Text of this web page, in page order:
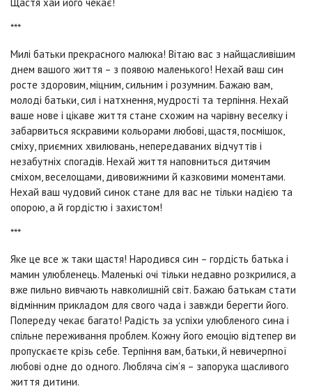
***
Милі батьки прекрасного малюка! Вітаю вас з найщасливішим
днем ​​вашого життя – з появою маленького! Нехай ваш син
росте здоровим, міцним, сильним і розумним. Бажаю вам,
молоді батьки, сил і натхнення, мудрості та терпіння. Нехай
ваше нове і цікаве життя стане схожим на чарівну веселку і
забарвиться яскравими кольорами любові, щастя, посмішок,
сміху, приємних хвилювань, непередаваних відчуттів і
незабутніх спогадів. Нехай життя наповниться дитячим
сміхом, веселощами, дивовижними й казковими моментами.
Нехай ваш чудовий синок стане для вас не тільки надією та
опорою, а й гордістю і захистом!
***
Яке це все ж таки щастя! Народився син – гордість батька і
мамин улюбленець. Маленькі очі тільки недавно розкрилися, а
вже пильно вивчають навколишній світ. Бажаю батькам стати
відмінним прикладом для свого чада і завжди берегти його.
Попереду чекає багато! Радість за успіхи улюбленого сина і
спільне переживання проблем. Кожну його емоцію відтепер ви
пропускаєте крізь себе. Терпіння вам, батьки, й невичерпної
любові одне до одного. Любляча сім’я – запорука щасливого
життя дитини.